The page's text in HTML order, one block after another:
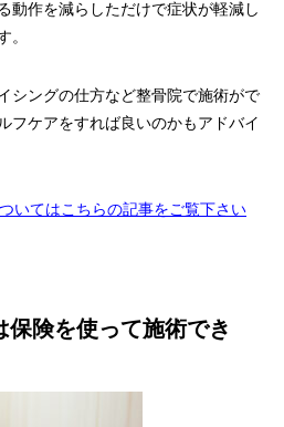
動作を減らしただけで症状が軽減し
。
シングの仕方など整骨院で施術がで
フケアをすれば良いのかもアドバイ
いてはこちらの記事をご覧下さい
険を使って施術でき